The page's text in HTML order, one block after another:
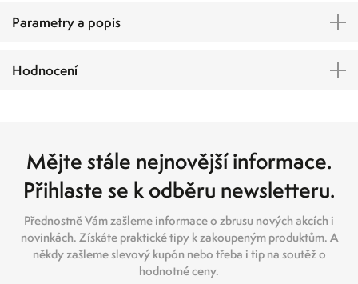
Parametry a popis
Hodnocení
Mějte stále nejnovější informace.
Přihlaste se k odběru newsletteru.
Přednostně Vám zašleme informace o zbrusu nových akcích i
novinkách. Získáte praktické tipy k zakoupeným produktům. A
někdy zašleme slevový kupón nebo třeba i tip na soutěž o
hodnotné ceny.